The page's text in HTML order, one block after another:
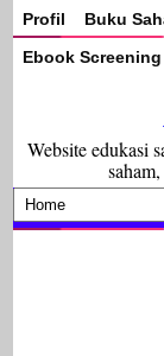
Profil Buku
Ebook
Website edukasi